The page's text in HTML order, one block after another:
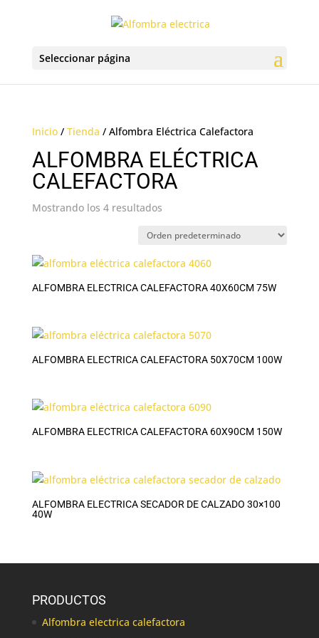
Seleccionar página
Inicio/ Tienda / Alfombra Eléctrica Calefactora
ALFOMBRA ELÉCTRICA
CALEFACTORA
Mostrando los 4 resultados
ALFOMBRA ELECTRICA CALEFACTORA 40X60CM 75W
ALFOMBRA ELECTRICA CALEFACTORA 50X70CM 100W
ALFOMBRA ELECTRICA CALEFACTORA 60X90CM 150W
ALFOMBRA ELECTRICA SECADOR DE CALZADO 30×100
40W
PRODUCTOS
Alfombra electrica calefactora